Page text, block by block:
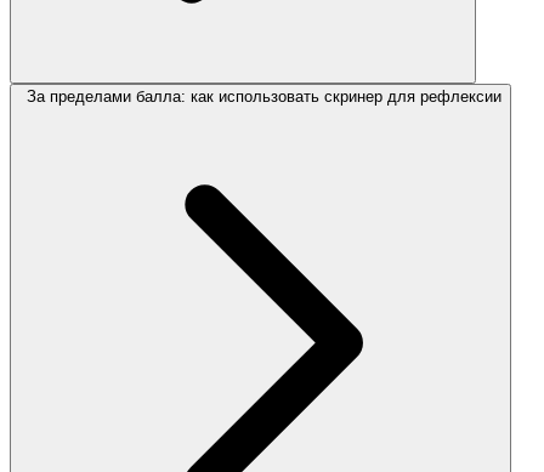
За пределами балла: как использовать скринер для рефлексии